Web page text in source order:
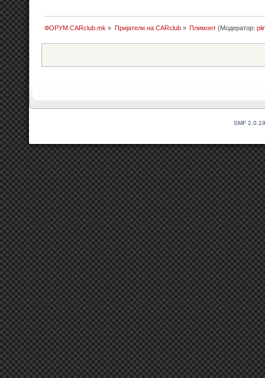
ФОРУМ.CARclub.mk » Пријатели на CARclub» Плимонт(Модератор:
SMF 2.0.19